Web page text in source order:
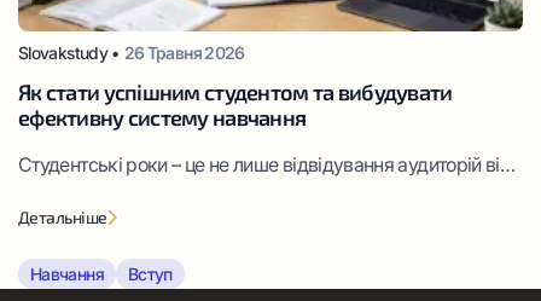
Slovakstudy • 26 Травня 2026
Як стати успішним студентом та вибудувати
ефективну систему навчання
Студентські роки – це не лише відвідування аудиторій від
розпоряджатися особистою свободою. Багатьох хвилює
результат тут залежить від володіння чіткими
Детальніше
Навчання Вступ